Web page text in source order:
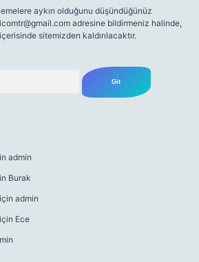
aykırı olduğunu düşündüğünüz
adresine bildirmeniz halinde,
sitemizden kaldırılacaktır.
admin
Burak
için admin
için Ece